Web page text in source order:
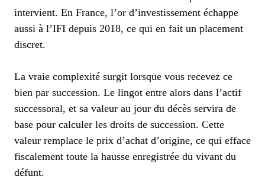
intervient. En France, l’or d’investissement échappe
aussi à l’IFI depuis 2018, ce qui en fait un placement
discret.
La vraie complexité surgit lorsque vous recevez ce
bien par succession. Le lingot entre alors dans l’actif
successoral, et sa valeur au jour du décès servira de
base pour calculer les droits de succession. Cette
valeur remplace le prix d’achat d’origine, ce qui efface
fiscalement toute la hausse enregistrée du vivant du
défunt.